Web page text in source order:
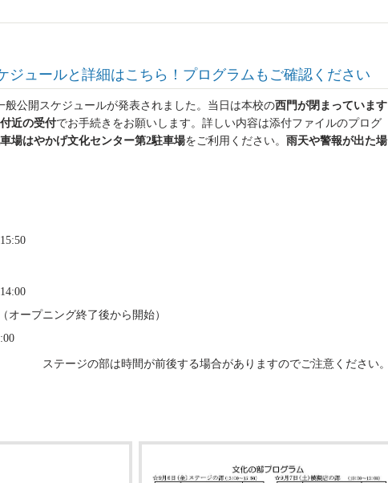
ジュールと詳細はこちら！プログラムもご確認ください
般公開スケジュールが発表されました。当日は本校の西門が閉まっています
近の受付でお手続きをお願いします。詳しい内容は添付ファイルのプログ
場はやかげ文化センター第2駐車場をご利用ください。 雨天や警報が出た場
オープニング終了後から開始）
ステージの部は時間が前後する場合がありますのでご注意ください。